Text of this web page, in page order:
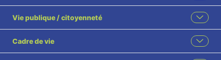
Vie publique / citoyenneté
Cadre de vie